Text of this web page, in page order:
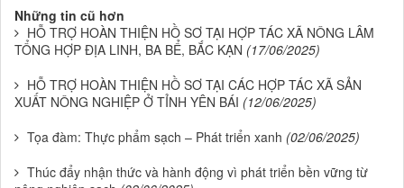
Những tin cũ hơn
HỖ TRỢ HOÀN THIỆN HỒ SƠ TẠI HỢP TÁC XÃ NÔNG LÂM
TỔNG HỢP ĐỊA LINH, BA BỂ, BẮC KẠN (17/06/2025)
HỖ TRỢ HOÀN THIỆN HỒ SƠ TẠI CÁC HỢP TÁC XÃ SẢN
XUẤT NÔNG NGHIỆP Ở TỈNH YÊN BÁI (12/06/2025)
Tọa đàm: Thực phẩm sạch – Phát triển xanh (02/06/2025)
Thúc đẩy nhận thức và hành động vì phát triển bền vững từ